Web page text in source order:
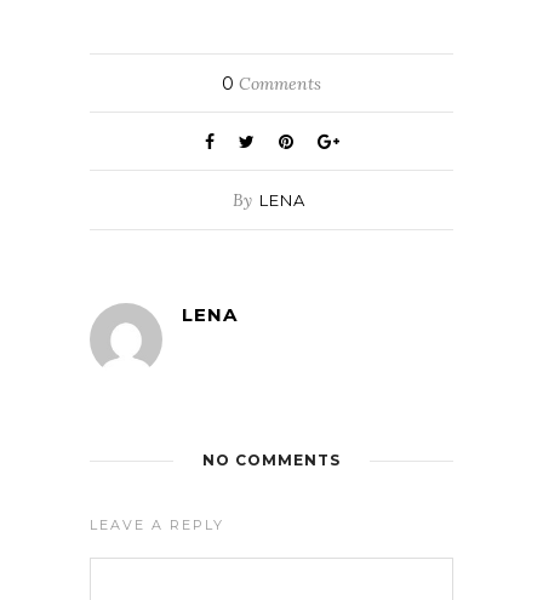
0 Comments
By LENA
LENA
NO COMMENTS
LEAVE A REPLY